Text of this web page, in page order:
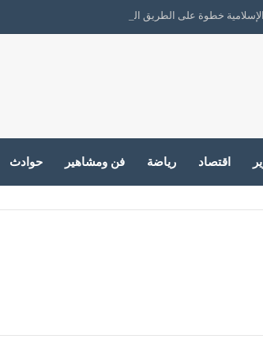
خطوة على الطريق الصحيح ولكن…
اقتصاد رياضة فن ومشاهير حوادث